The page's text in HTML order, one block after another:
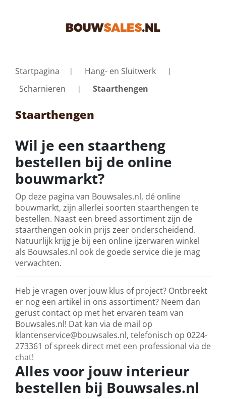
Startpagina
Hang- en Sluitwerk
Scharnieren
Staarthengen
Staarthengen
Wil je een staartheng
bestellen bij de online
bouwmarkt?
Op deze pagina van Bouwsales.nl, dé online
bouwmarkt, zijn allerlei soorten staarthengen te
bestellen. Naast een breed assortiment zijn de
staarthengen ook in prijs zeer onderscheidend.
Natuurlijk krijg je bij een online ijzerwaren winkel
als Bouwsales.nl ook de goede service die je mag
verwachten.
Heb je vragen over jouw klus of project? Ontbreekt
er nog een artikel in ons assortiment? Neem dan
gerust contact op met het ervaren team van
Bouwsales.nl! Dat kan via de mail op
klantenservice@bouwsales.nl, telefonisch op 0224-
273361 of spreek direct met een professional via de
chat!
Alles voor jouw interieur
bestellen bij Bouwsales.nl